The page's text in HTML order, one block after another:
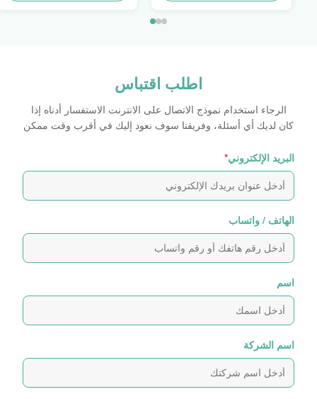
اطلب اقتباس
الرجاء استخدام نموذج الاتصال على الانترنت الاستفسار أدناه إذا
كان لديك أي أسئلة، وفريقنا سوف نعود إليك في أقرب وقت ممكن
البريد الإلكتروني*
الهاتف / واتساب
اسم
اسم الشركة